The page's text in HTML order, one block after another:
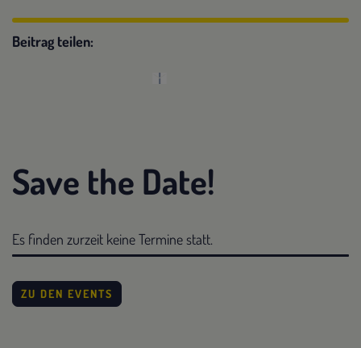
Beitrag teilen:
Save the Date!
Es finden zurzeit keine Termine statt.
ZU DEN EVENTS